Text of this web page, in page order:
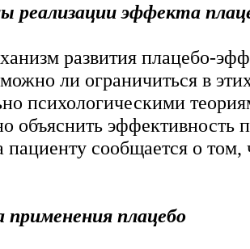
реализации эффекта
развития плацебо-
ли ограничиться в
психологическими
объяснить эффективность
пациенту сообщается о том,
плацебо